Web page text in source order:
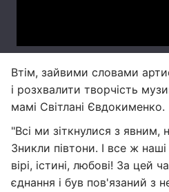
Втім, зайвими словами
і розхвалити творчість
мамі Світлані Євдокименко.
"Всі ми зіткнулися з
Зникли півтони. І все ж
вірі, істині, любові! За цей
єднання і був пов'язаний з